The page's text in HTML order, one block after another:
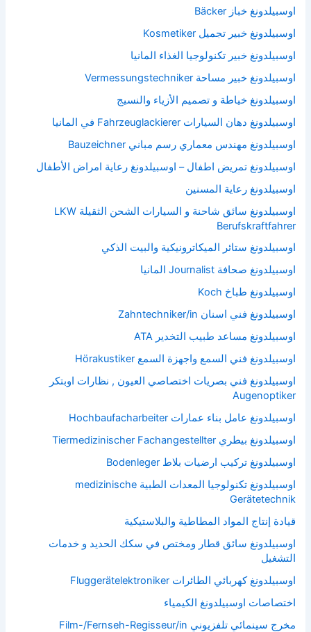
اوسبيلدونغ خباز Bäcker
اوسبيلدونغ خبير تجميل Kosmetiker
اوسبيلدونغ خبير تكنولوجيا الغذاء المانيا
اوسبيلدونغ خبير مساحة Vermessungstechniker
اوسبيلدونغ خياطة و تصميم الأزياء والنسيج
اوسبيلدونغ دهان السيارات Fahrzeuglackierer في المانيا
اوسبيلدونغ مهندس معماري رسم مباني Bauzeichner
اوسبيلدونغ تمريض اطفال – اوسبيلدونغ رعاية امراض الأطفال
اوسبيلدونغ رعاية المسنين
اوسبيلدونغ سائق شاحنة و السيارات الشحن الثقيلة LKW
Berufskraftfahrer
اوسبيلدونغ ستائر الميكاترونيكية والبيت الذكي
اوسبيلدونغ صحافة Journalist المانيا
اوسبيلدونغ طباخ Koch
اوسبيلدونغ فني اسنان Zahntechniker/in
اوسبيلدونغ مساعد طبيب التخدير ATA
اوسبيلدونغ فني السمع واجهزة السمع Hörakustiker
اوسبيلدونغ فني بصريات اختصاصي العيون , نظارات اوبتكر
Augenoptiker
اوسبيلدونغ عامل بناء عمارات Hochbaufacharbeiter
اوسبيلدونغ بيطري Tiermedizinischer Fachangestellter
اوسبيلدونغ تركيب ارضيات بلاط Bodenleger
اوسبيلدونغ تكنولوجيا المعدات الطبية medizinische
Gerätetechnik
قيادة إنتاج المواد المطاطية والبلاستيكية
اوسبيلدونغ سائق قطار ومختص في سكك الحديد و خدمات
التشغيل
اوسبيلدونغ كهربائي الطائرات Fluggerätelektroniker
اختصاصات اوسبيلدونغ الكيمياء
مخرج سينمائي تلفزيوني Film-/Fernseh-Regisseur/in